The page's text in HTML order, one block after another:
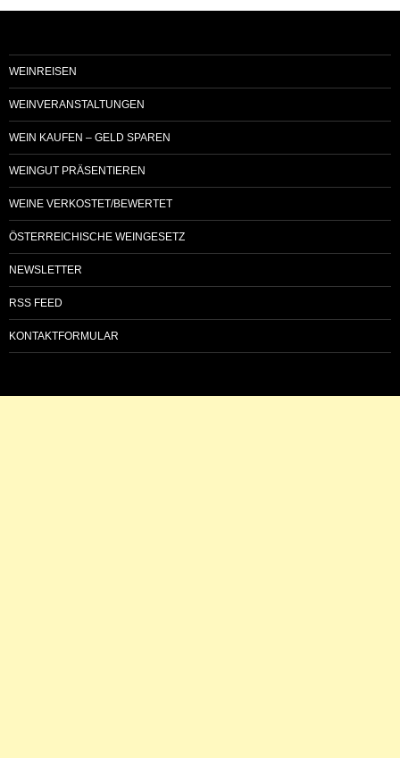
WEINREISEN
WEINVERANSTALTUNGEN
WEIN KAUFEN – GELD SPAREN
WEINGUT PRÄSENTIEREN
WEINE VERKOSTET/BEWERTET
ÖSTERREICHISCHE WEINGESETZ
NEWSLETTER
RSS FEED
KONTAKTFORMULAR